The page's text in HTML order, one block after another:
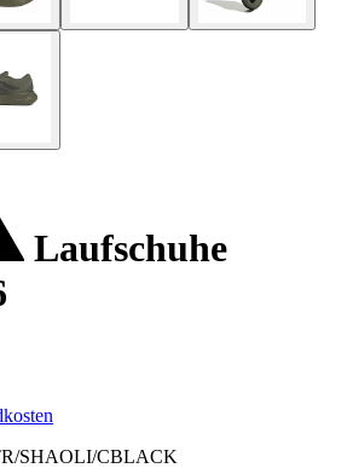
Laufschuhe
SHAOLI/CBLACK